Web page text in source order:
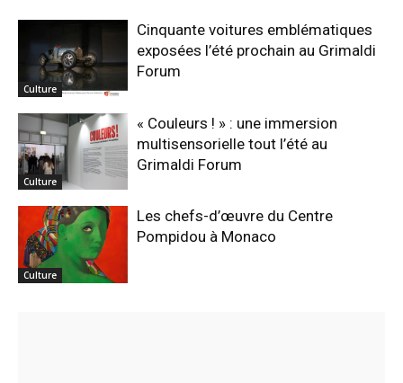
Culture
Cinquante voitures emblématiques
exposées l’été prochain au Grimaldi
Forum
Culture
« Couleurs ! » : une immersion
multisensorielle tout l’été au
Grimaldi Forum
Culture
Les chefs-d’œuvre du Centre
Pompidou à Monaco